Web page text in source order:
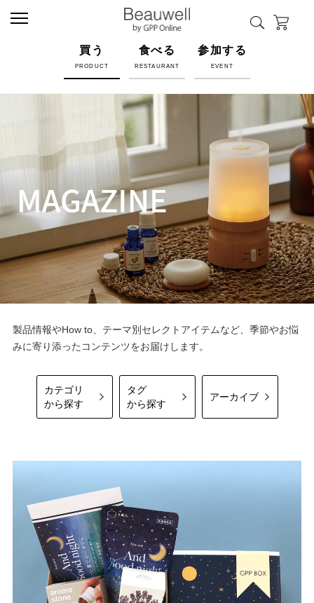
買う
PRODUCT
食べる
RESTAURANT
参加する
EVENT
製品情報やHow to、テーマ別セレクトアイテムなど、季節やお悩
みに寄り添ったコンテンツをお届けします。
カテゴリ
から探す
タグ
から探す
アーカイブ